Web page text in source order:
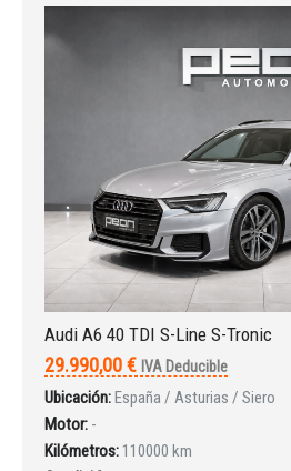
INICIAR SESIÓN
¿Ha olvidado la contraseña?
Audi A6 40 TDI S-Line S-Tronic
29.990,00 € IVA Deducible
Ubicación:España / Asturias / Siero
Motor: -
Kilómetros: 110000 km